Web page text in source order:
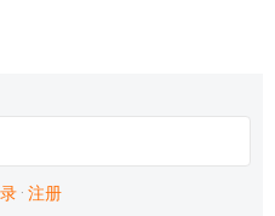
· 注册